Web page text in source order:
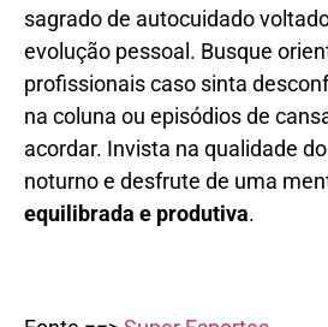
sagrado de autocuidado
evolução pessoal. Busque
profissionais caso sinta
na coluna ou episódios de
acordar. Invista na qualidade
noturno e desfrute de uma
equilibrada e produtiva.